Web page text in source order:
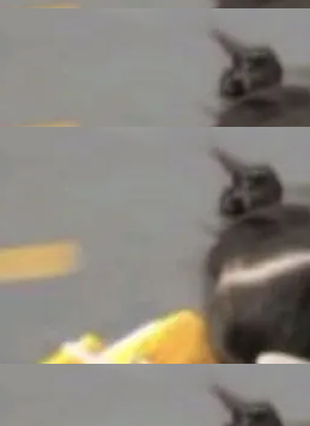
升 41%，每 token
是真正听懂。通过
别覆盖粤语、吴语
。 Changes/fixe
题 为避免音频加
将被拒绝 修复了 C
问题 如果表单中
，则它们将不再关
用 AI 工具（如 Co
发版的 PG 19，则
18 Beta1 时间点
由 AI 分析提炼。
意。这一方法也为
版本的思路。
、家务、社交生活
libexpat 维护者 S
的话。8 月 4 日，
年 8 月 1 日起，
最长 6 个月。发
体更新内容如
多项增强功能：